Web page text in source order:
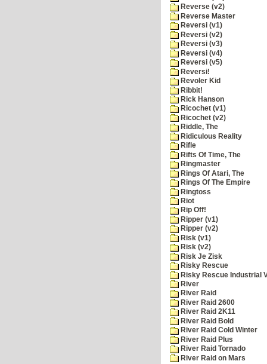
Reverse (v2)
Reverse Master
Reversi (v1)
Reversi (v2)
Reversi (v3)
Reversi (v4)
Reversi (v5)
Reversi!
Revoler Kid
Ribbit!
Rick Hanson
Ricochet (v1)
Ricochet (v2)
Riddle, The
Ridiculous Reality
Rifle
Rifts Of Time, The
Ringmaster
Rings Of Atari, The
Rings Of The Empire
Ringtoss
Riot
Rip Off!
Ripper (v1)
Ripper (v2)
Risk (v1)
Risk (v2)
Risk Je Zisk
Risky Rescue
Risky Rescue Industrial
River
River Raid
River Raid 2600
River Raid 2K11
River Raid Bold
River Raid Cold Winter
River Raid Plus
River Raid Tornado
River Raid on Mars